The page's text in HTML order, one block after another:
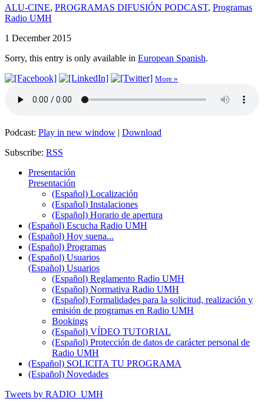
ALU-CINE, PROGRAMAS DIFUSIÓN PODCAST, Programas
Radio UMH
1 December 2015
Sorry, this entry is only available in European Spanish.
More »
Podcast: Play in new window | Download
Subscribe: RSS
Presentación
Presentación
(Español) Localización
(Español) Instalaciones
(Español) Horario de apertura
(Español) Escucha Radio UMH
(Español) Hoy suena...
(Español) Programas
(Español) Usuarios
(Español) Usuarios
(Español) Reglamento Radio UMH
(Español) Normativa Radio UMH
(Español) Formalidades para la solicitud, realización y
emisión de programas en Radio UMH
Bookings
(Español) VÍDEO TUTORIAL
(Español) Protección de datos de carácter personal de
Radio UMH
(Español) SOLICITA TU PROGRAMA
(Español) Novedades
Tweets by RADIO_UMH